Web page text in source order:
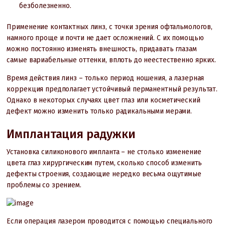
безболезненно.
Применение контактных линз, с точки зрения офтальмологов,
намного проще и почти не дает осложнений. С их помощью
можно постоянно изменять внешность, придавать глазам
самые вариабельные оттенки, вплоть до неестественно ярких.
Время действия линз – только период ношения, а лазерная
коррекция предполагает устойчивый перманентный результат.
Однако в некоторых случаях цвет глаз или косметический
дефект можно изменить только радикальными мерами.
Имплантация радужки
Установка силиконового импланта – не столько изменение
цвета глаз хирургическим путем, сколько способ изменить
дефекты строения, создающие нередко весьма ощутимые
проблемы со зрением.
Если операция лазером проводится с помощью специального